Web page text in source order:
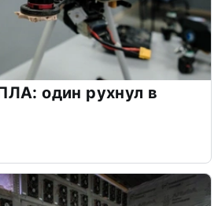
один рухнул в